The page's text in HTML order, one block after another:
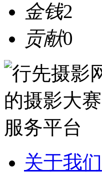
金钱2
贡献0
关于我们